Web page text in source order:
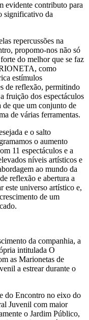
evidente contributo para
significativo da
repercussões na
propomo-nos não só
do melhor que se faz
como
estímulos
de reflexão, permitindo
fruição dos espectáculos
de que um conjunto de
de várias ferramentas.
e o salto
o aumento
11 espectáculos e a
níveis artísticos e
ao mundo da
reflexão e abertura a
este universo artístico e,
de um
da companhia, a
intitulada O
as Marionetas de
a estrear durante o
do Encontro no eixo do
Juvenil com maior
o Jardim Público,